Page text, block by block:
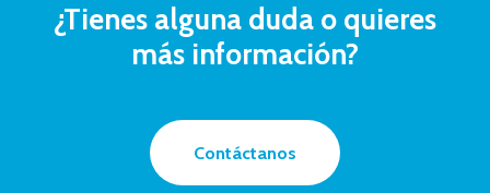
¿Tienes alguna duda o quieres
más información?
Contáctanos